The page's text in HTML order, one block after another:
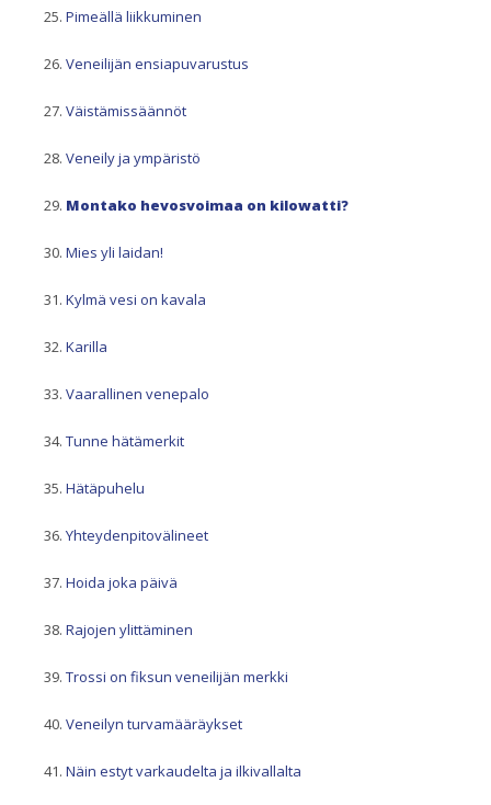
Pimeällä liikkuminen
Veneilijän ensiapuvarustus
Väistämissäännöt
Veneily ja ympäristö
Montako hevosvoimaa on kilowatti?
Mies yli laidan!
Kylmä vesi on kavala
Karilla
Vaarallinen venepalo
Tunne hätämerkit
Hätäpuhelu
Yhteydenpitovälineet
Hoida joka päivä
Rajojen ylittäminen
Trossi on fiksun veneilijän merkki
Veneilyn turvamääräykset
Näin estyt varkaudelta ja ilkivallalta